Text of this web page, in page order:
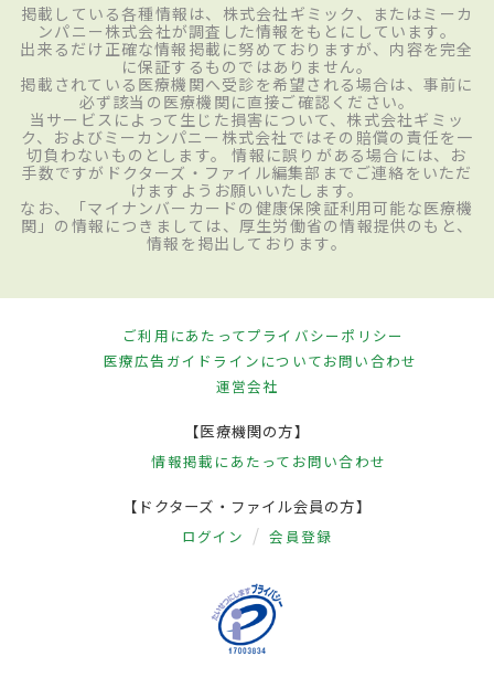
掲載している各種情報は、株式会社ギミック、またはミーカ
ンパニー株式会社が調査した情報をもとにしています。
出来るだけ正確な情報掲載に努めておりますが、内容を完全
に保証するものではありません。
掲載されている医療機関へ受診を希望される場合は、事前に
必ず該当の医療機関に直接ご確認ください。
当サービスによって生じた損害について、株式会社ギミッ
ク、およびミーカンパニー株式会社ではその賠償の責任を一
切負わないものとします。 情報に誤りがある場合には、お
手数ですがドクターズ・ファイル編集部までご連絡をいただ
けますようお願いいたします。
なお、「マイナンバーカードの健康保険証利用可能な医療機
関」の情報につきましては、厚生労働省の情報提供のもと、
情報を掲出しております。
ご利用にあたってプライバシーポリシー
医療広告ガイドラインについてお問い合わせ
運営会社
【医療機関の方】
情報掲載にあたって お問い合わせ
【ドクターズ・ファイル会員の方】
ログイン 会員登録